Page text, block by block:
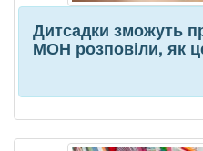
Дитсадки зможуть
МОН розповіли, як